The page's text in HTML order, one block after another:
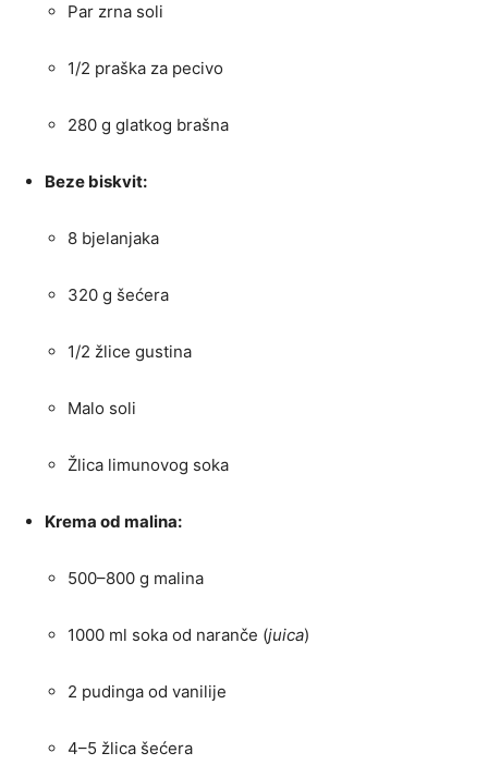
Par zrna soli
1/2 praška za pecivo
280 g glatkog brašna
Beze biskvit:
8 bjelanjaka
320 g šećera
1/2 žlice gustina
Malo soli
Žlica limunovog soka
Krema od malina:
500–800 g malina
1000 ml soka od naranče (juica)
2 pudinga od vanilije
4–5 žlica šećera